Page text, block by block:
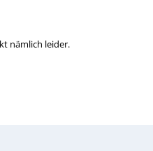
nämlich leider.